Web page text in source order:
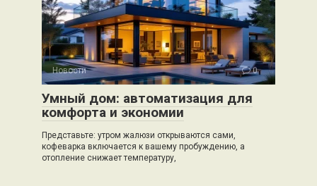
Новости 0
Умный дом: автоматизация для
комфорта и экономии
Представьте: утром жалюзи открываются сами,
кофеварка включается к вашему пробуждению, а
отопление снижает температуру,